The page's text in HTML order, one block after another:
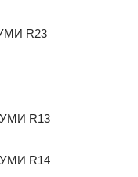
R23
R13
R14